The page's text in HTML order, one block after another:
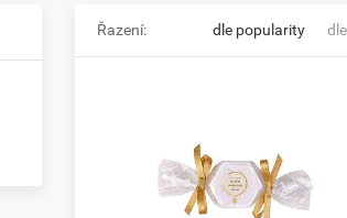
Řazení: dle popularity